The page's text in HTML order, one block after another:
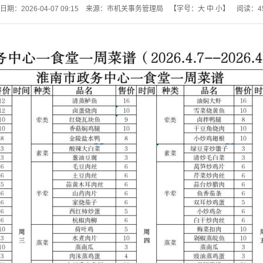
期：2026-04-07 09:15 来源：市机关事务管理局 【字号：大 中 小】 阅读：